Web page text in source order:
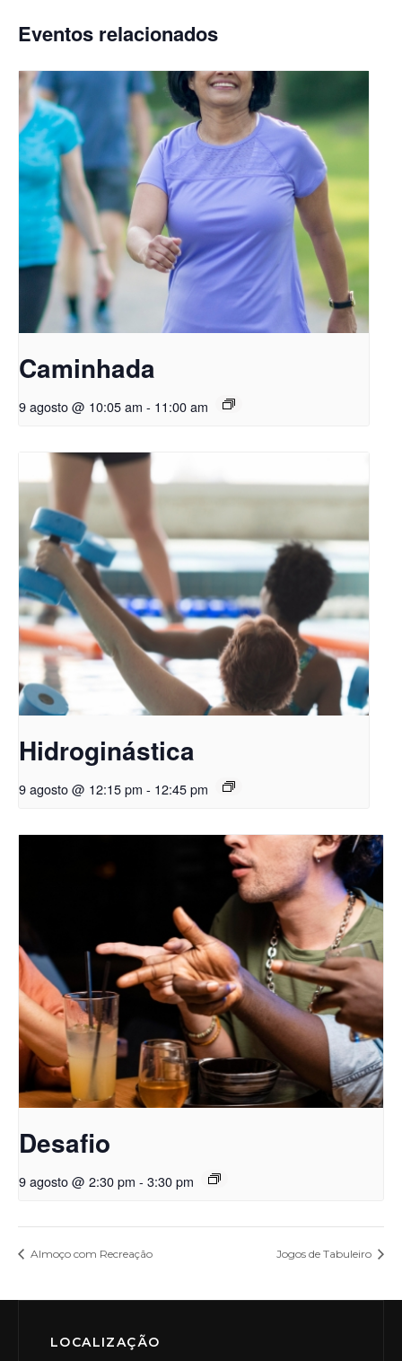
Eventos relacionados
Caminhada
9 agosto @ 10:05 am - 11:00 am
Hidroginástica
9 agosto @ 12:15 pm - 12:45 pm
Desafio
9 agosto @ 2:30 pm - 3:30 pm
Almoço com Recreação Jogos de Tabuleiro
LOCALIZAÇÃO